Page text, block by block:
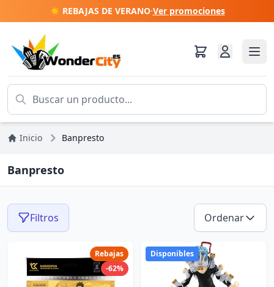
☀️ REBAJAS DE VERANO·Ver promociones
Inicio Banpresto
Banpresto
Filtros Ordenar
Rebajas
-62%
Disponibles